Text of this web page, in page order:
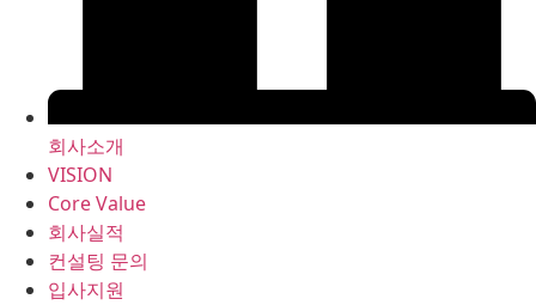
회사소개
VISION
Core Value
회사실적
컨설팅 문의
입사지원